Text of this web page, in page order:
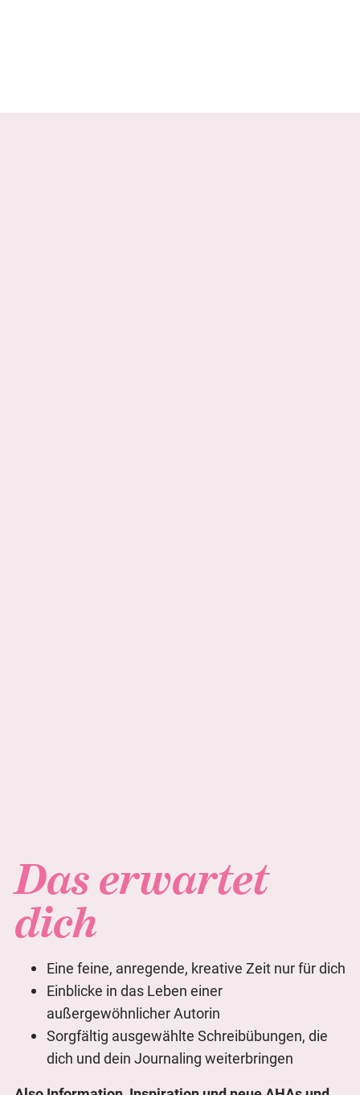
Das erwartet
dich
Eine feine, anregende, kreative Zeit nur für dich
Einblicke in das Leben einer
außergewöhnlicher Autorin
Sorgfältig ausgewählte Schreibübungen, die
dich und dein Journaling weiterbringen